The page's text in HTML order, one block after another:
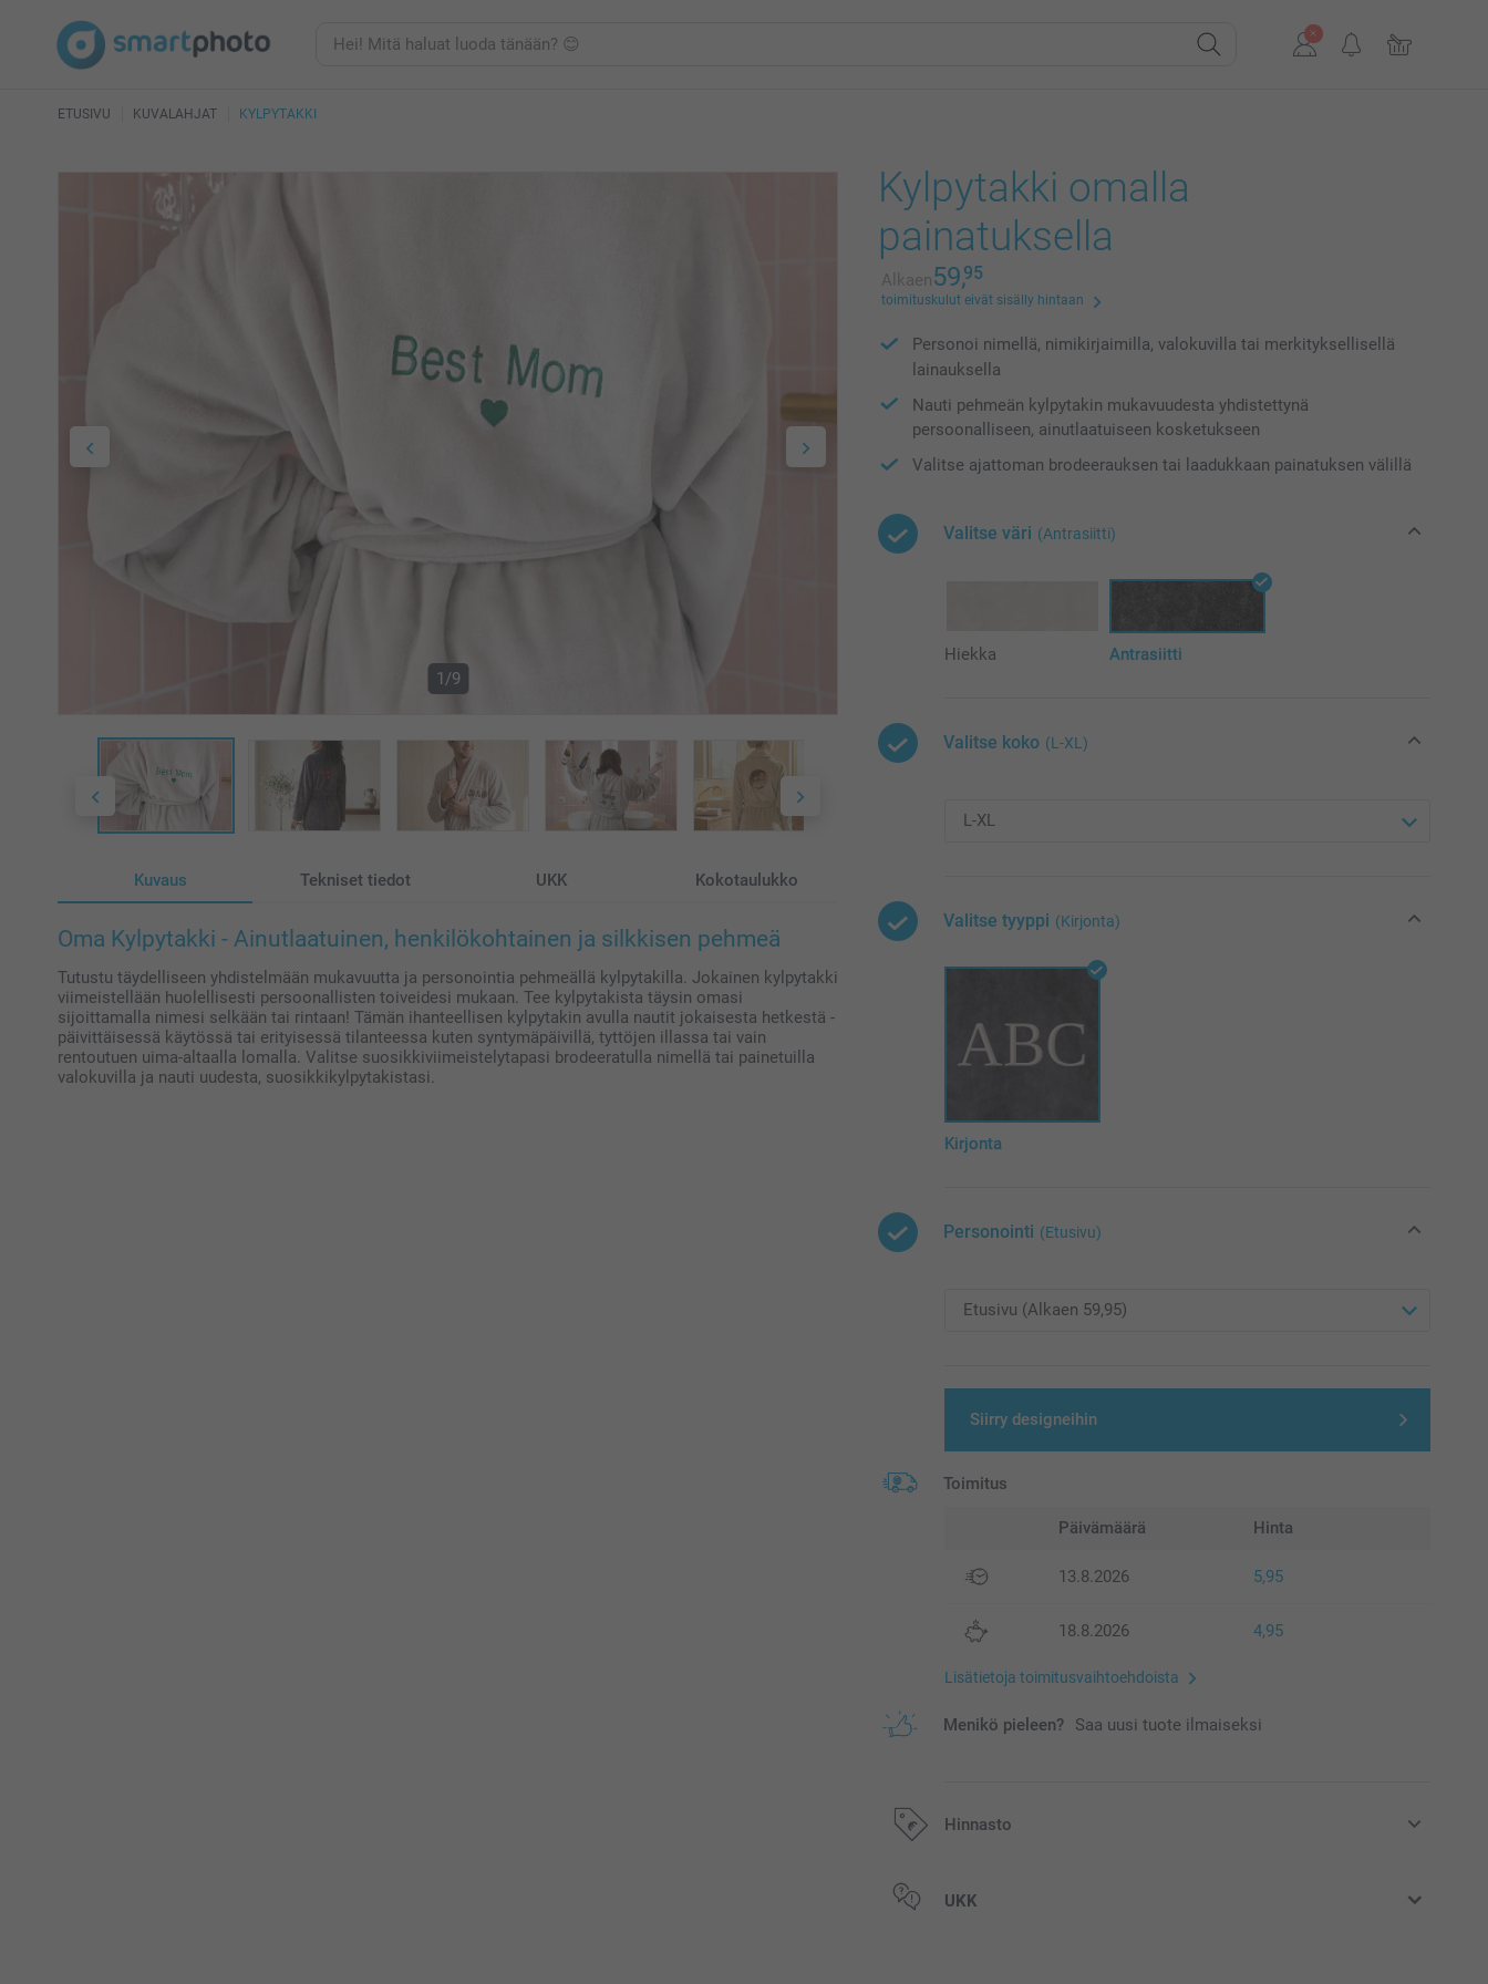
ETUSIVU KUVALAHJAT KYLPYTAKKI
1/9
Kuvaus Tekniset tiedot UKK Kokotaulukko
Oma Kylpytakki - Ainutlaatuinen, henkilökohtainen ja silkkisen pehmeä
Tutustu täydelliseen yhdistelmään mukavuutta ja personointia pehmeällä kylpytakilla. Jokainen kylpytakki
viimeistellään huolellisesti persoonallisten toiveidesi mukaan. Tee kylpytakista täysin omasi
sijoittamalla nimesi selkään tai rintaan! Tämän ihanteellisen kylpytakin avulla nautit jokaisesta hetkestä -
päivittäisessä käytössä tai erityisessä tilanteessa kuten syntymäpäivillä, tyttöjen illassa tai vain
rentoutuen uima-altaalla lomalla. Valitse suosikkiviimeistelytapasi brodeeratulla nimellä tai painetuilla
valokuvilla ja nauti uudesta, suosikkikylpytakistasi.
Kylpytakki omalla
painatuksella
Alkaen59,95
toimituskulut eivät sisälly hintaan
Personoi nimellä, nimikirjaimilla, valokuvilla tai merkityksellisellä
lainauksella
Nauti pehmeän kylpytakin mukavuudesta yhdistettynä
persoonalliseen, ainutlaatuiseen kosketukseen
Valitse ajattoman brodeerauksen tai laadukkaan painatuksen välillä
Valitse väri (Antrasiitti)
Hiekka Antrasiitti
Valitse koko (L-XL)
Valitse tyyppi (Kirjonta)
Kirjonta
Personointi (Etusivu)
Siirry designeihin
Toimitus
Päivämäärä Hinta
13.8.2026 5,95
18.8.2026 4,95
Lisätietoja toimitusvaihtoehdoista
Menikö pieleen? Saa uusi tuote ilmaiseksi
Hinnasto
Kaikki hinnat ovat euroina, sisältävät arvonlisäveron ja eivät sisällä
UKK